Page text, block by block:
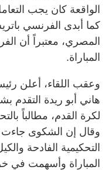
الواقعة كان يجب
كما أبدى الفرنسي
المصري، معتبراً أن
المباراة.
وعقب اللقاء، أعلن
هاني أبو ريدة التقدم
لكرة القدم، مطالباً
وقال إن الشكوى جاءت
التحكيمية الفادحة
المباراة وأسهمت